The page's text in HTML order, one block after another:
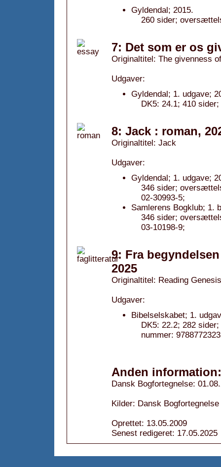
Gyldendal; 2015.
260 sider;
7: Det som er os
Originaltitel: The givenness
Udgaver:
Gyldendal; 1. udgave;
DK5: 24.1; 410
8: Jack : roman,
Originaltitel: Jack
Udgaver:
Gyldendal; 1. udgave;
346 sider;
02-30993-5;
Samlerens Bogklub; 1.
346 sider;
03-10198-9;
9: Fra
2025
Originaltitel: Reading Genesis
Udgaver:
Bibelselskabet; 1.
DK5: 22.2; 282
nummer:
Anden information:
Dansk Bogfortegnelse:
Kilder: Dansk Bogfortegnelse
Oprettet: 13.05.2009
Senest redigeret: 17.05.2025